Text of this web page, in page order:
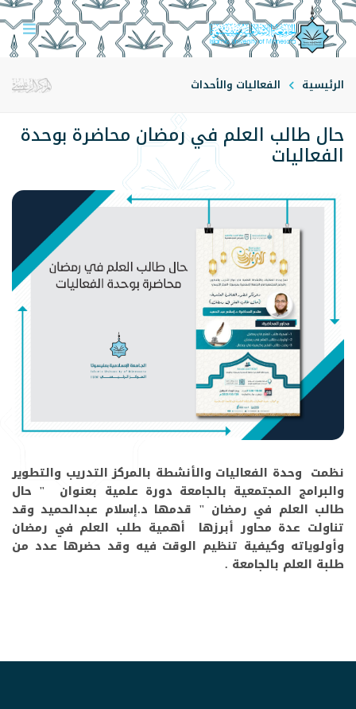
الرئيسية الفعاليات والأحداث
حال طالب العلم في رمضان محاضرة بوحدة
الفعاليات
نظمت وحدة الفعاليات والأنشطة بالمركز التدريب والتطوير
والبرامج المجتمعية بالجامعة دورة علمية بعنوان " حال
طالب العلم في رمضان " قدمها د.إسلام عبدالحميد وقد
تناولت عدة محاور أبرزها أهمية طلب العلم في رمضان
وأولوياته وكيفية تنظيم الوقت فيه وقد حضرها عدد من
طلبة العلم بالجامعة .